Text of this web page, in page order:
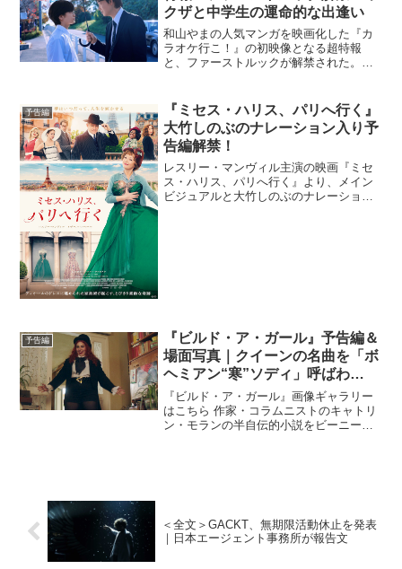
クザと中学生の運命的な出逢い
和山やまの人気マンガを映画化した『カ
ラオケ行こ！』の初映像となる超特報
と、ファーストルックが解禁された。絶
【中学生に歌の指導を頼むヤクザ】とい
うこれまでにない一風変わった...
予告編
『ミセス・ハリス、パリへ行く』
大竹しのぶのナレーション入り予
告編解禁！
レスリー・マンヴィル主演の映画『ミセ
ス・ハリス、パリへ行く』より、メイン
ビジュアルと大竹しのぶのナレーション
予告編
『ビルド・ア・ガール』予告編＆
場面写真｜クイーンの名曲を「ボ
ヘミアン“寒”ソディ」呼ばわ
り！？
『ビルド・ア・ガール』画像ギャラリー
はこちら 作家・コラムニストのキャトリ
ン・モランの半自伝的小説をビーニー・
＜全文＞GACKT、無期限活動休⽌を発表
｜⽇本エージェント事務所が報告文